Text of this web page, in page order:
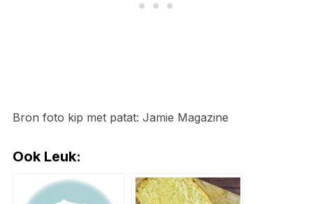
Bron foto kip met patat: Jamie Magazine
Ook Leuk: